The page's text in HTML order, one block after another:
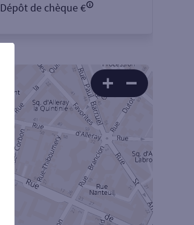
Dépôt de chèque €